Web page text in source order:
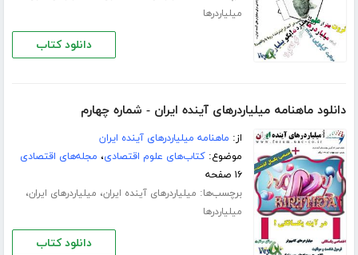
میلیاردرها
دانلود کتاب
دانلود ماهنامه میلیاردرهای آینده ایران - شماره چهارم
از: ماهنامه میلیاردرهای آینده ایران
موضوع:کتاب‌های علوم اقتصادی، مجله‌های اقتصادی
۱۶ صفحه
برچسب‌ها: میلیاردرهای آینده ایران، میلیاردرهای ایران،
میلیاردرها
دانلود کتاب